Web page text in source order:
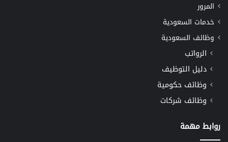
المرور
خدمات السعودية
وظائف السعودية
الرواتب
دليل التوظيف
وظائف حكومية
وظائف شركات
روابط مهمة